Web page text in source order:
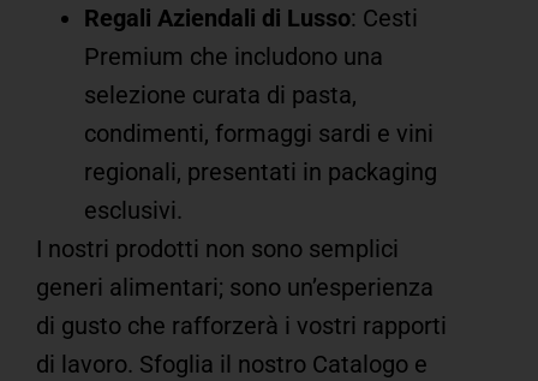
Regali Aziendali di Lusso: Cesti
Premium che includono una
selezione curata di pasta,
condimenti, formaggi sardi e vini
regionali, presentati in packaging
esclusivi.
I nostri prodotti non sono semplici
generi alimentari; sono un’esperienza
di gusto che rafforzerà i vostri rapporti
di lavoro. Sfoglia il nostro Catalogo e